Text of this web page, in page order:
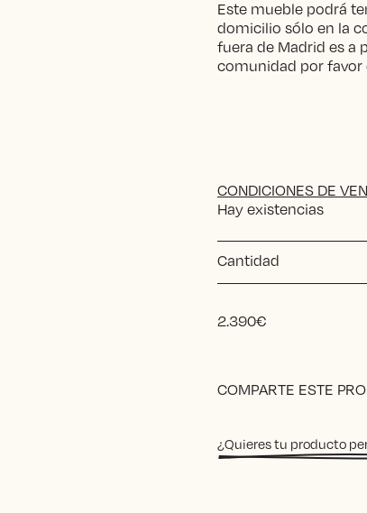
Este mueble podrá
domicilio sólo en la
fuera de Madrid es a
comunidad por
CONDICIONES DE
Hay existencias
Cantidad
2.390€
COMPARTE ESTE
¿Quieres tu producto